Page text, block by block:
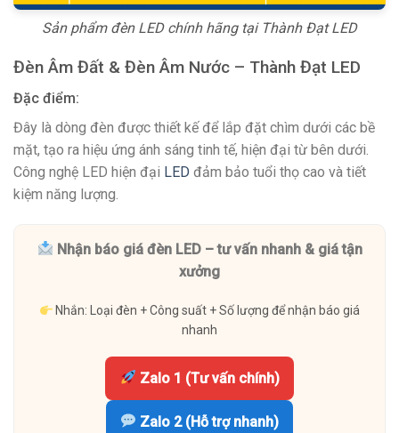
Sản phẩm đèn LED chính hãng tại Thành Đạt LED
Đèn Âm Đất & Đèn Âm Nước – Thành Đạt LED
Đặc điểm:
Đây là dòng đèn được thiết kế để lắp đặt chìm dưới các bề
mặt, tạo ra hiệu ứng ánh sáng tinh tế, hiện đại từ bên dưới.
Công nghệ LED hiện đại LED đảm bảo tuổi thọ cao và tiết
kiệm năng lượng.
Nhận báo giá đèn LED – tư vấn nhanh & giá tận
xưởng
Nhắn: Loại đèn + Công suất + Số lượng để nhận báo giá
nhanh
Zalo 1 (Tư vấn chính)
Zalo 2 (Hỗ trợ nhanh)